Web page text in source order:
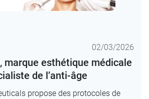
02/03/2026
marque esthétique médicale
de l’anti-âge
propose des protocoles de